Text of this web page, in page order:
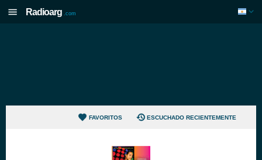
Radioarg .com
FAVORITOS ESCUCHADO RECIENTEMENTE